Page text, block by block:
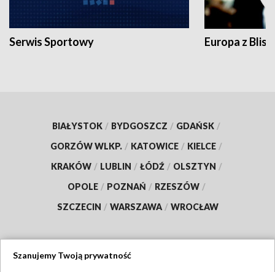
Serwis Sportowy Europa z
BIAŁYSTOK / BYDGOSZCZ / GDAŃSK /
GORZÓW WLKP. / KATOWICE / KIELCE /
KRAKÓW / LUBLIN / ŁÓDŹ / OLSZTYN /
OPOLE / POZNAŃ / RZESZÓW /
SZCZECIN / WARSZAWA / WROCŁAW
Szanujemy Twoją prywatność